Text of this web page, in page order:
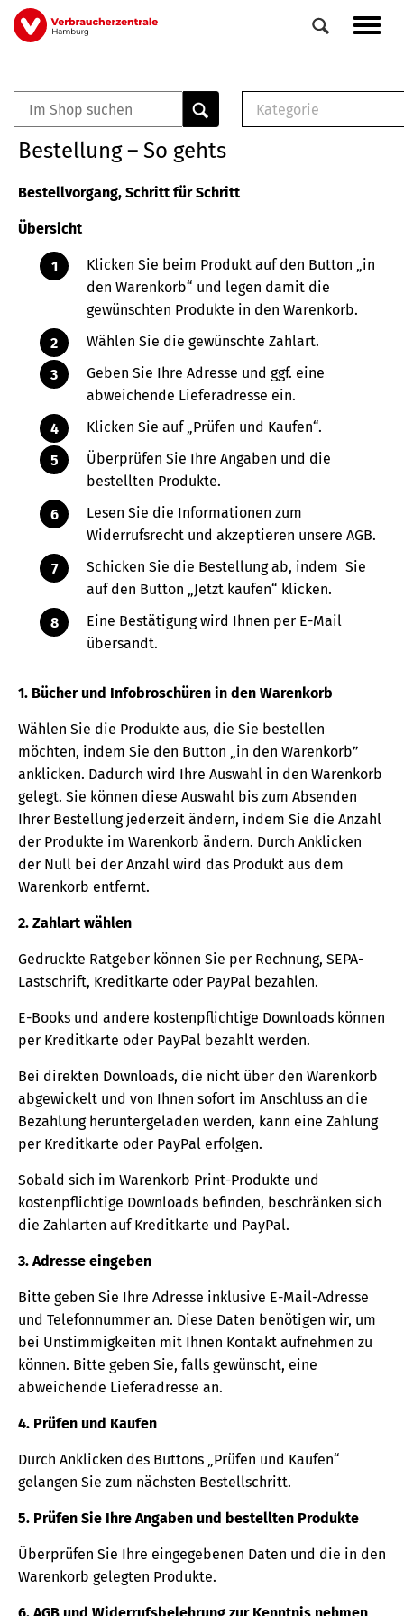
Direkt
zum
Veranstaltungen
0
Elemente
Kategorie
Buch
Bestellung – So gehts
Bestellvorgang, Schritt für Schritt
Übersicht
Klicken Sie beim Produkt auf den Button „in
den Warenkorb“ und legen damit die
gewünschten Produkte in den Warenkorb.
Wählen Sie die gewünschte Zahlart.
Geben Sie Ihre Adresse und ggf. eine
abweichende Lieferadresse ein.
Klicken Sie auf „Prüfen und Kaufen“.
Überprüfen Sie Ihre Angaben und die
bestellten Produkte.
Lesen Sie die Informationen zum
Widerrufsrecht und akzeptieren unsere AGB.
Schicken Sie die Bestellung ab, indem Sie
auf den Button „Jetzt kaufen“ klicken.
Eine Bestätigung wird Ihnen per E-Mail
übersandt.
1. Bücher und Infobroschüren in den Warenkorb
Wählen Sie die Produkte aus, die Sie bestellen
möchten, indem Sie den Button „in den Warenkorb”
anklicken. Dadurch wird Ihre Auswahl in den Warenkorb
gelegt. Sie können diese Auswahl bis zum Absenden
Ihrer Bestellung jederzeit ändern, indem Sie die Anzahl
der Produkte im Warenkorb ändern. Durch Anklicken
der Null bei der Anzahl wird das Produkt aus dem
Warenkorb entfernt.
2. Zahlart wählen
Gedruckte Ratgeber können Sie per Rechnung, SEPA-
Lastschrift, Kreditkarte oder PayPal bezahlen.
E-Books und andere kostenpflichtige Downloads können
per Kreditkarte oder PayPal bezahlt werden.
Bei direkten Downloads, die nicht über den Warenkorb
abgewickelt und von Ihnen sofort im Anschluss an die
Bezahlung heruntergeladen werden, kann eine Zahlung
per Kreditkarte oder PayPal erfolgen.
Sobald sich im Warenkorb Print-Produkte und
kostenpflichtige Downloads befinden, beschränken sich
die Zahlarten auf Kreditkarte und PayPal.
3. Adresse eingeben
Bitte geben Sie Ihre Adresse inklusive E-Mail-Adresse
und Telefonnummer an. Diese Daten benötigen wir, um
bei Unstimmigkeiten mit Ihnen Kontakt aufnehmen zu
können. Bitte geben Sie, falls gewünscht, eine
abweichende Lieferadresse an.
4. Prüfen und Kaufen
Durch Anklicken des Buttons „Prüfen und Kaufen“
gelangen Sie zum nächsten Bestellschritt.
5. Prüfen Sie Ihre Angaben und bestellten Produkte
Überprüfen Sie Ihre eingegebenen Daten und die in den
Warenkorb gelegten Produkte.